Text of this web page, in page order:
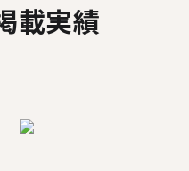
載実績